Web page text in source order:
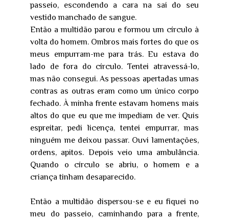
passeio, escondendo a cara na sai do seu
vestido manchado de sangue.
Então a multidão parou e formou um círculo à
volta do homem. Ombros mais fortes do que os
meus empurram-me para trás. Eu estava do
lado de fora do círculo. Tentei atravessá-lo,
mas não consegui. As pessoas apertadas umas
contras as outras eram como um único corpo
fechado. À minha frente estavam homens mais
altos do que eu que me impediam de ver. Quis
espreitar, pedi licença, tentei empurrar, mas
ninguém me deixou passar. Ouvi lamentações,
ordens, apitos. Depois veio uma ambulância.
Quando o círculo se abriu, o homem e a
criança tinham desaparecido.
Então a multidão dispersou-se e eu fiquei no
meu do passeio, caminhando para a frente,